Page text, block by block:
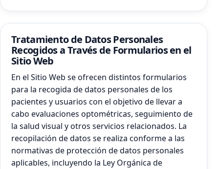
Tratamiento de Datos Personales
Recogidos a Través de Formularios en el
Sitio Web
En el Sitio Web se ofrecen distintos formularios
para la recogida de datos personales de los
pacientes y usuarios con el objetivo de llevar a
cabo evaluaciones optométricas, seguimiento de
la salud visual y otros servicios relacionados. La
recopilación de datos se realiza conforme a las
normativas de protección de datos personales
aplicables, incluyendo la Ley Orgánica de